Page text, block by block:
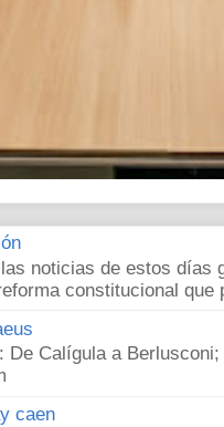
noticias de estos días
constitucional
De Calígula a
caen